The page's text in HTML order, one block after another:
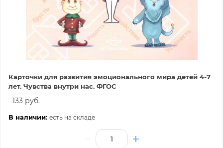
Карточки для развития эмоционального мира детей 4-7
лет. Чувства внутри нас. ФГОС
133 руб.
В наличии: есть на складе